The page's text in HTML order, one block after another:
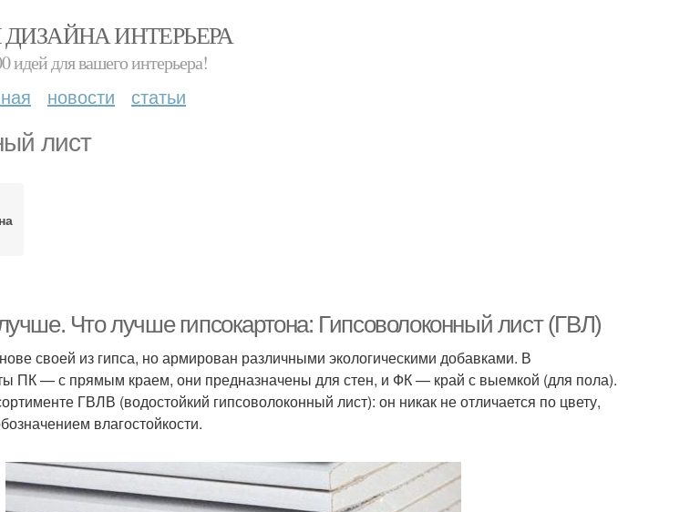
ИНТЕРЬЕРА
идей для вашего интерьера!
новости статьи
лист
Что лучше гипсокартона: Гипсоволоконный лист (ГВЛ)
своей из гипса, но армирован различными экологическими добавками. В
ПК — с прямым краем, они предназначены для стен, и ФК — край с выемкой (для пола).
ГВЛВ (водостойкий гипсоволоконный лист): он никак не отличается по цвету,
влагостойкости.